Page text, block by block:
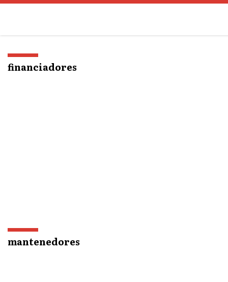
financiadores
mantenedores